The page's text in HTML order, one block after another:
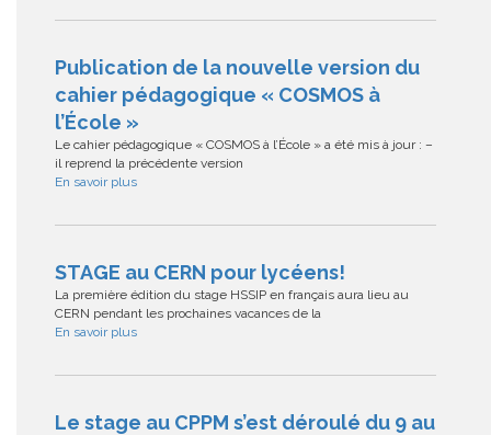
Publication de la nouvelle version du
cahier pédagogique « COSMOS à
l’École »
Le cahier pédagogique « COSMOS à l’École » a été mis à jour : –
il reprend la précédente version
En savoir plus
STAGE au CERN pour lycéens!
La première édition du stage HSSIP en français aura lieu au
CERN pendant les prochaines vacances de la
En savoir plus
Le stage au CPPM s’est déroulé du 9 au